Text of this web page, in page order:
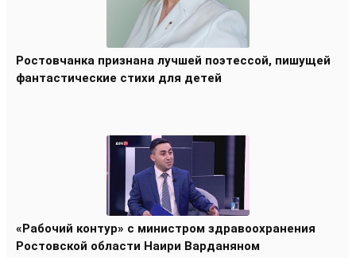
Ростовчанка признана лучшей поэтессой, пишущей
фантастические стихи для детей
«Рабочий контур» с министром здравоохранения
Ростовской области Наири Варданяном